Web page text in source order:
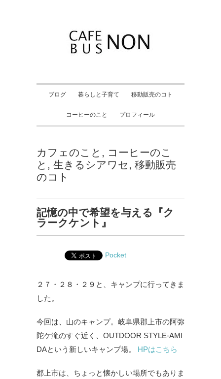
ブログ 暮らしと子育て 移動販売のコト
コーヒーのこと プロフィール
カフェのこと , コーヒーのこ
と , 生きるシアワセ , 移動販売
のコト
記憶の中で希望を与える『ク
ラークケント』
Pocket
２７・２８・２９と、キャンプに行ってきま
した。
今回は、山のキャンプ。岐阜県郡上市の阿弥
陀ケ滝のすぐ近く、OUTDOOR STYLE-AMI
DAという新しいキャンプ場。
HPはこちら
郡上市は、ちょっと懐かしい場所でもありま